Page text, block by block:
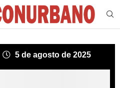
5 de agosto de 2025